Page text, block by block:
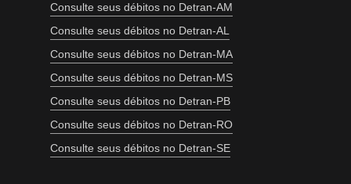
Consulte seus débitos no Detran-AM
Consulte seus débitos no Detran-AL
Consulte seus débitos no Detran-MA
Consulte seus débitos no Detran-MS
Consulte seus débitos no Detran-PB
Consulte seus débitos no Detran-RO
Consulte seus débitos no Detran-SE